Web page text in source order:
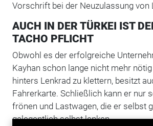
Vorschrift bei der Neuzulassung von
AUCH IN DER TÜRKEI IST
TACHO PFLICHT
Obwohl es der erfolgreiche
Kayhan schon lange nicht mehr
hinters Lenkrad zu klettern, besitzt
Fahrerkarte. Schließlich kann er nur
frönen und Lastwagen, die er selbst
gelegentlich selbst lenken.